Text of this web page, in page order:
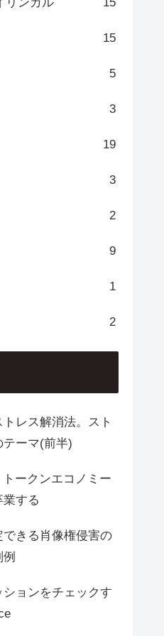
15
5
3
19
3
2
9
1
2
トレス解消法。スト
テーマ(前半)
ークンエコノミー
する
できる肖像権侵害の
ョンをチェックす